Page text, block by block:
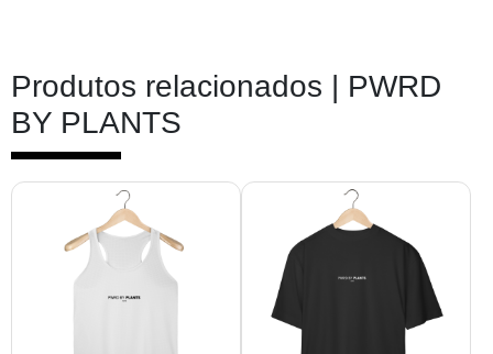
Produtos relacionados | PWRD
BY PLANTS